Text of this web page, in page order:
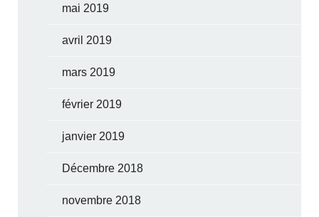
mai 2019
avril 2019
mars 2019
février 2019
janvier 2019
Décembre 2018
novembre 2018